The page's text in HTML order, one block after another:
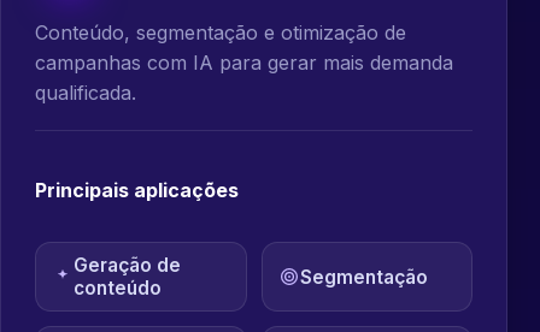
Conteúdo, segmentação e otimização de
campanhas com IA para gerar mais demanda
qualificada.
Principais aplicações
Geração de
conteúdo
Segmentação